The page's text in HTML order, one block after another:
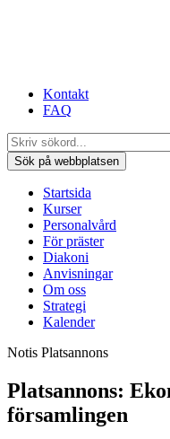
Kontakt
FAQ
Sök på webbplatsen
Startsida
Kurser
Personalvård
För präster
Diakoni
Anvisningar
Om oss
Strategi
Kalender
Notis Platsannons
Platsannons:
församlingen